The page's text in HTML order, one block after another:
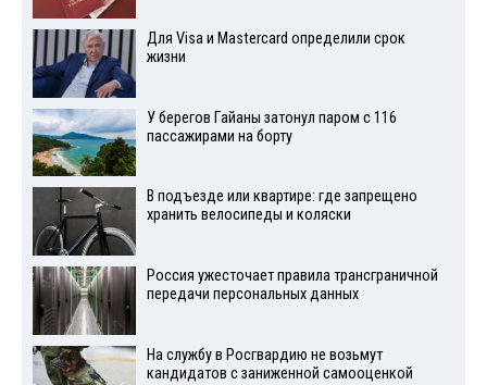
Для Visа и Mastercard определили срок
жизни
У берегов Гайаны затонул паром с 116
пассажирами на борту
В подъезде или квартире: где запрещено
хранить велосипеды и коляски
Россия ужесточает правила трансграничной
передачи персональных данных
На службу в Росгвардию не возьмут
кандидатов с заниженной самооценкой